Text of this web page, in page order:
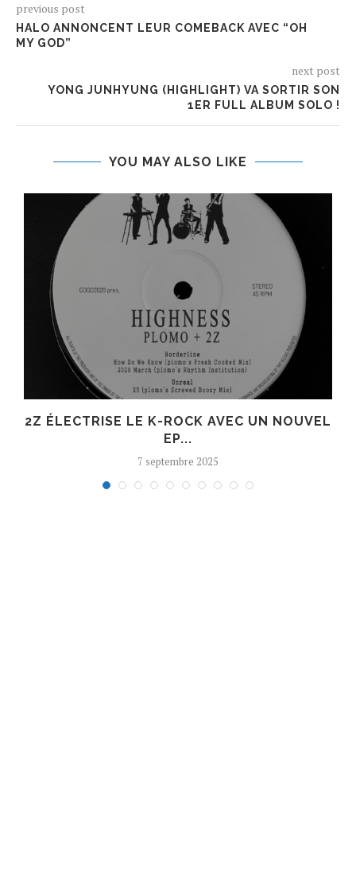
previous post
HALO ANNONCENT LEUR COMEBACK AVEC “OH
MY GOD”
next post
YONG JUNHYUNG (HIGHLIGHT) VA SORTIR SON
1ER FULL ALBUM SOLO !
YOU MAY ALSO LIKE
2Z ÉLECTRISE LE K-ROCK AVEC UN NOUVEL
EP...
7 septembre 2025